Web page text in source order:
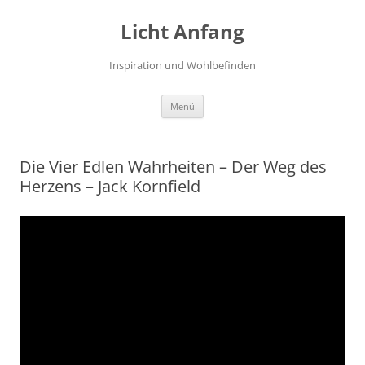
Licht Anfang
Inspiration und Wohlbefinden
Menü
Die Vier Edlen Wahrheiten – Der Weg des
Herzens – Jack Kornfield